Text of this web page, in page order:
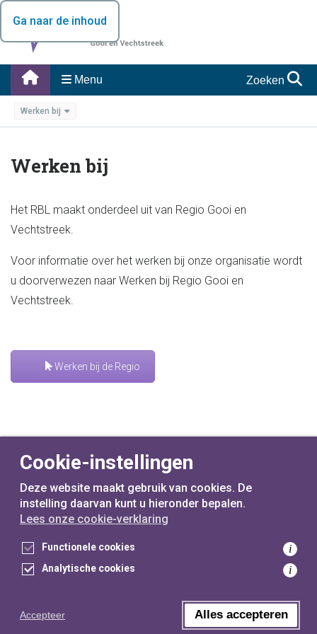
Ga naar de inhoud
Menu Zoeken
Werken bij
Werken bij
Het RBL maakt onderdeel uit van Regio Gooi en
Vechtstreek.
Voor informatie over het werken bij onze organisatie wordt
u doorverwezen naar Werken bij Regio Gooi en
Vechtstreek.
Werken bij de Regio
voor inwoners,metgemeenten
Toegankelijkheidsverklaring
Cookie-instellingen
Deze website maakt gebruik van cookies. De
instelling daarvan kunt u hieronder bepalen.
Lees onze cookie-verklaring
Functionele cookies i
Analytische cookies i
Accepteer Alles accepteren